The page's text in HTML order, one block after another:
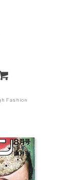
Fashion